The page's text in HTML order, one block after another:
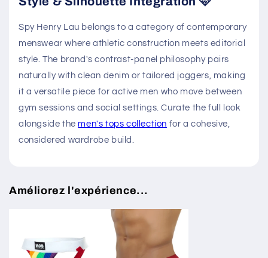
Spy Henry Lau belongs to a category of contemporary
menswear where athletic construction meets editorial
style. The brand's contrast-panel philosophy pairs
naturally with clean denim or tailored joggers, making
it a versatile piece for active men who move between
gym sessions and social settings. Curate the full look
alongside the men's tops collection for a cohesive,
considered wardrobe build.
Améliorez l'expérience...